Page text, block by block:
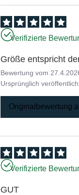
Verifizierte
Größe entspricht
Bewertung vom
Ursprünglich
Originalbewertung
Verifizierte
GUT